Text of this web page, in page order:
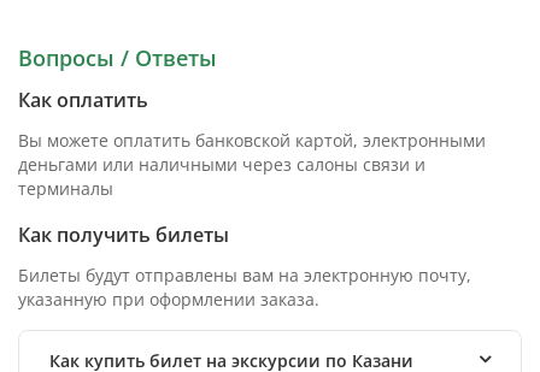
Вопросы / Ответы
Как оплатить
Вы можете оплатить банковской картой, электронными
деньгами или наличными через салоны связи и
терминалы
Как получить билеты
Билеты будут отправлены вам на электронную почту,
указанную при оформлении заказа.
Как купить билет на экскурсии по Казани